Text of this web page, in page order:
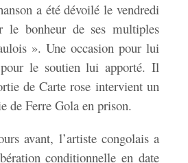
a été dévoilé le vendredi
le bonheur de ses multiples
». Une occasion pour lui
le soutien lui apporté. Il
de Carte rose intervient un
de Ferre Gola en prison.
avant, l’artiste congolais a
conditionnelle en date